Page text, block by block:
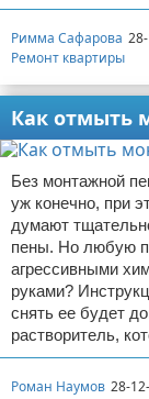
Римма Сафарова
Ремонт квартиры
Как отмыть
Без монтажной
уж конечно, при
думают
пены. Но любую
агрессивными
руками?
снять ее будет
растворитель,
Роман Наумов 28-